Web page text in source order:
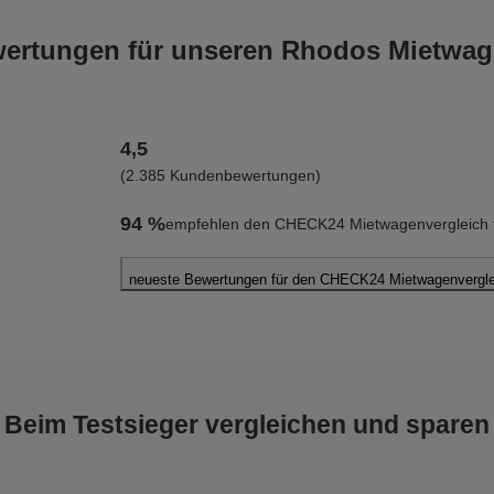
für unseren Rhodos
4,5
(2.385 Kundenbewertungen)
94 %empfehlen den CHECK24
neueste Bewertungen für den CHECK24
Marta K.
Beim Testsieger vergleichen und sparen